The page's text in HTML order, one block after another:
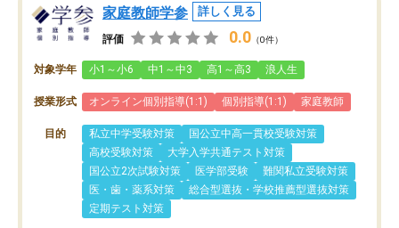
家庭教師学参 詳しく見る
評価 0.0 （0件）
対象学年 小1～小6 中1～中3 高1～高3 浪人生
授業形式 オンライン個別指導(1:1) 個別指導(1:1) 家庭教師
目的 私立中学受験対策
国公立中高一貫校受験対策
高校受験対策
大学入学共通テスト対策
国公立2次試験対策
医学部受験
難関私立受験対策
医・歯・薬系対策
総合型選抜・学校推薦型選抜対策
定期テスト対策